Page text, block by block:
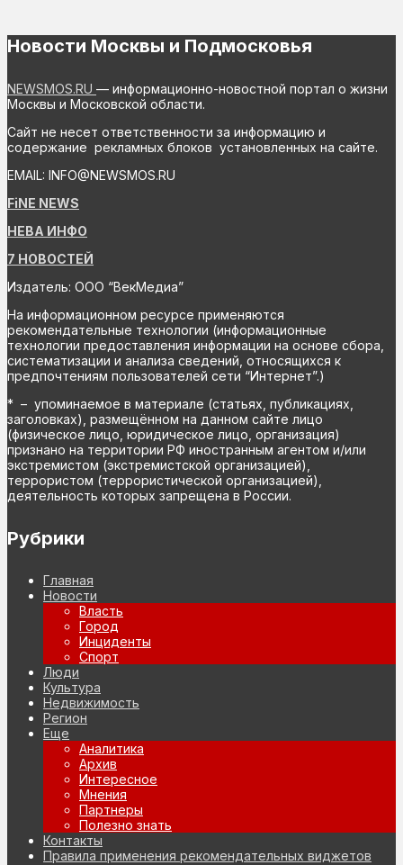
Новости Москвы и Подмосковья
NEWSMOS.RU — информационно-новостной портал о жизни
Москвы и Московской области.
Сайт не несет ответственности за информацию и
содержание рекламных блоков установленных на сайте.
EMAIL: INFO@NEWSMOS.RU
FiNE NEWS
НЕВА ИНФО
7 НОВОСТЕЙ
Издатель: ООО “ВекМедиа”
На информационном ресурсе применяются
рекомендательные технологии (информационные
технологии предоставления информации на основе сбора,
систематизации и анализа сведений, относящихся к
предпочтениям пользователей сети “Интернет”.)
* – упоминаемое в материале (статьях, публикациях,
заголовках), размещённом на данном сайте лицо
(физическое лицо, юридическое лицо, организация)
признано на территории РФ иностранным агентом и/или
экстремистом (экстремистской организацией),
террористом (террористической организацией),
деятельность которых запрещена в России.
Рубрики
Главная
Новости
Власть
Город
Инциденты
Спорт
Люди
Культура
Недвижимость
Регион
Еще
Аналитика
Архив
Интересное
Мнения
Партнеры
Полезно знать
Контакты
Правила применения рекомендательных виджетов